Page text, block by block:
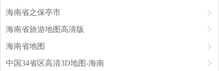
海南省之保亭市
海南省旅游地图高清版
海南省地图
中国34省区高清3D地图-海南